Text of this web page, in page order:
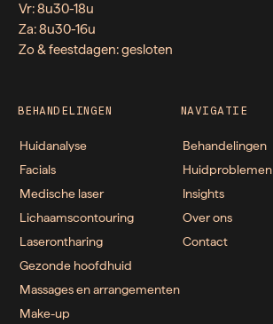
Vr: 8u30-18u
Za: 8u30-16u
Zo & feestdagen: gesloten
BEHANDELINGEN
Huidanalyse
Facials
Medische laser
Lichaamscontouring
Laserontharing
Gezonde hoofdhuid
Massages en arrangementen
Make-up
NAVIGATIE
Behandelingen
Huidproblemen
Insights
Over ons
Contact